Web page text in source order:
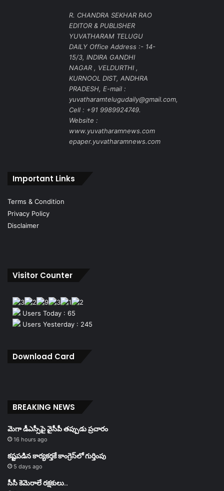
R. CHANDRA SEKHAR RAO
EDITOR & PUBLISHER
YUVATHARAM TELUGU
DAILY Office Address :- 14-
15/3, INDIRA GANDHI
NAGAR , VELDURTHI ,
KURNOOL DIST, ANDHRA
PRADESH, E-mail :
yuvatharamtelugudaily@gmail.com,
Cell : +91 9989924749.
Website :
www.yuvatharamnews.com
epaper.yuvatharamnews.com
Important Links
Terms & Condition
Privacy Policy
Disclaimer
Visitor Counter
Users Today : 65
Users Yesterday : 245
Download Card
BREAKING NEWS
మెగా డీఎస్సీపై వైసీపీ తప్పుడు ప్రచారం
16 hours ago
కష్టపడిన కార్యకర్తకే కాంగ్రెస్‌లో గుర్తింపు
5 days ago
సీసీ కెమెరాలే రక్షకులు..